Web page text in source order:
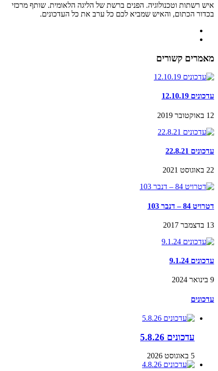
איש רשתות וטכנולוגיה. הפנים ברשת של הליגה הלאומית. שותף מרכזי
בכדור הכתום, והאיש שמביא לכם כל ערב את כל העדכונים.
מאמרים קשורים
עדכונים 12.10.19
12 באוקטובר 2019
עדכונים 22.8.21
22 באוגוסט 2021
דטרויט 84 – דנבר 103
13 בדצמבר 2017
עדכונים 9.1.24
9 בינואר 2024
עדכונים
עדכונים 5.8.26
5 באוגוסט 2026